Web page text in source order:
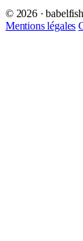
© 2026 ·
Mentions légales